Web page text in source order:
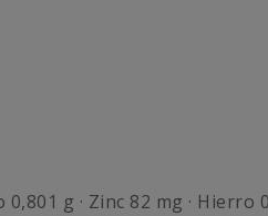
g · Zinc 82 mg · Hierro